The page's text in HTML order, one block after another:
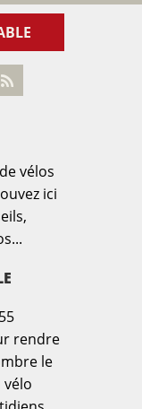
vélos
ici
rendre
le